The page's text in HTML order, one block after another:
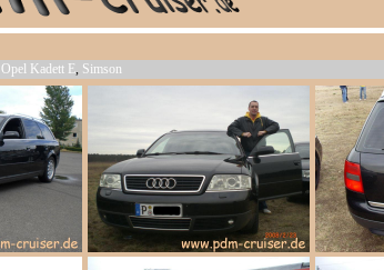
Opel Kadett E, Simson